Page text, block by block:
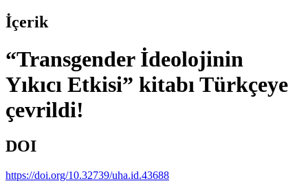
İçerik
“Transgender İdeolojinin
Yıkıcı Etkisi” kitabı Türkçeye
çevrildi!
DOI
https://doi.org/10.32739/uha.id.43688